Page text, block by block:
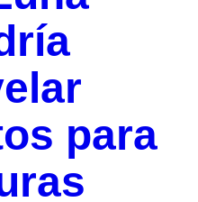
para